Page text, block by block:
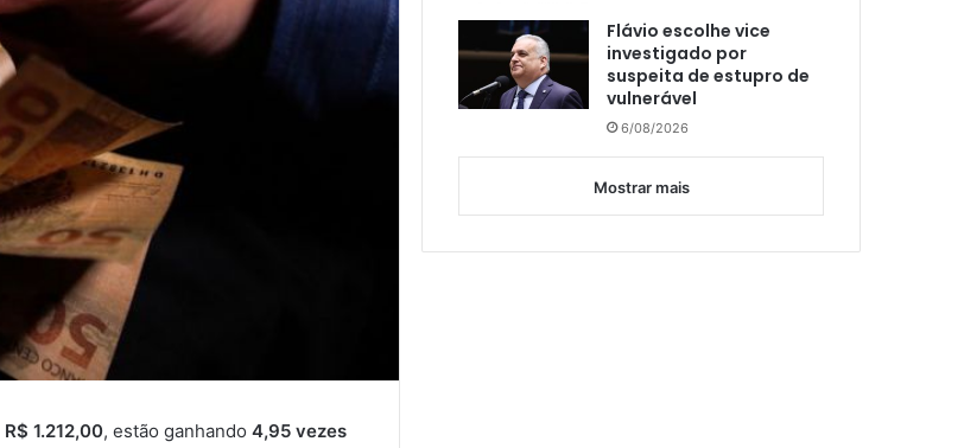
R$ 1.212,00, estão ganhando 4,95 vezes
Flávio escolhe vice
investigado por
suspeita de estupro de
vulnerável
6/08/2026
Mostrar mais